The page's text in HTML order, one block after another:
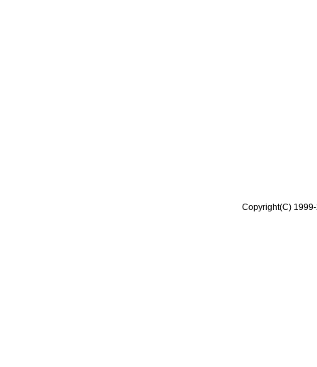
Copyright(C)